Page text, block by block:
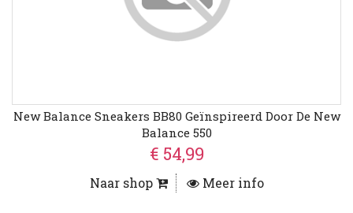
New Balance Sneakers BB80 Geïnspireerd Door De New
Balance 550
€ 54,99
Naar shop Meer info